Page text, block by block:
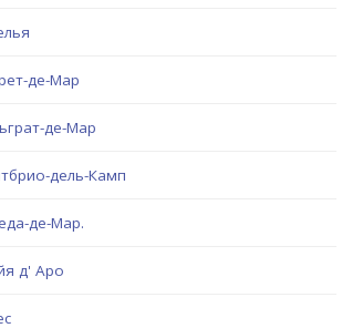
де-Мар
де-Мар
дель-Камп
де-Мар.
д' Аро